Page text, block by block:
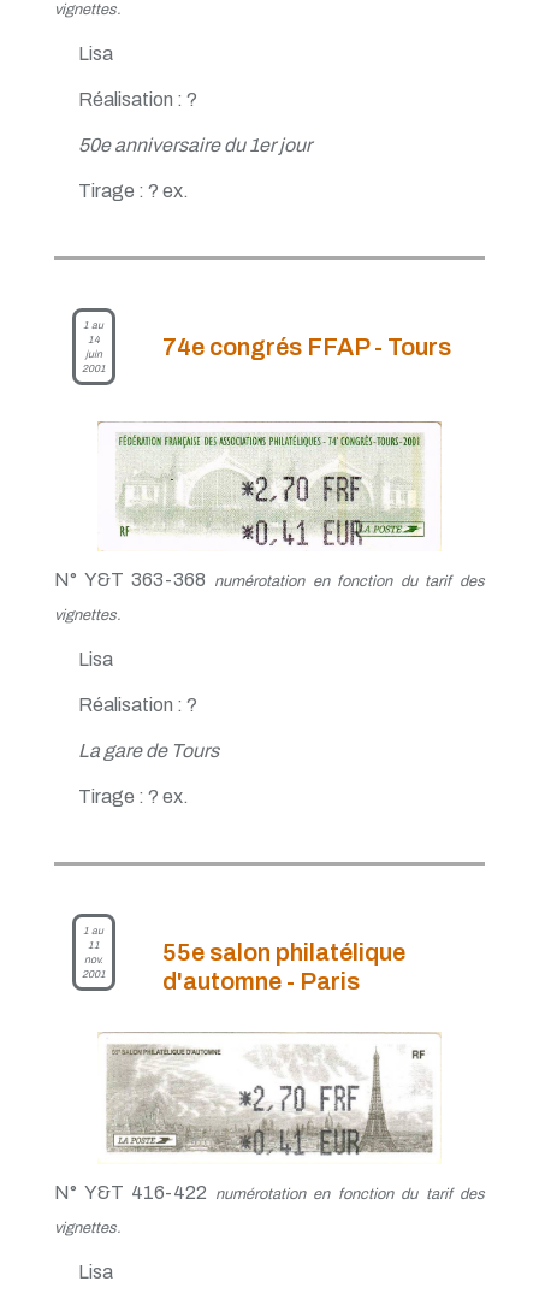
vignettes.
Lisa
Réalisation : ?
50e anniversaire du 1er jour
Tirage : ? ex.
1 au
14
juin
2001
74e congrés FFAP - Tours
N° Y&T 363-368
numérotation en fonction du tarif des
vignettes.
Lisa
Réalisation : ?
La gare de Tours
Tirage : ? ex.
1 au
11
nov.
2001
55e salon philatélique
d'automne - Paris
N° Y&T 416-422
numérotation en fonction du tarif des
vignettes.
Lisa